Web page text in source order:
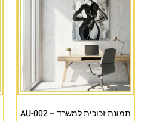
תמונת זכוכית למשרד – AU-002